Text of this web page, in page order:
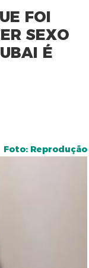
FOI
SEXO
É
Foto: Reprodução